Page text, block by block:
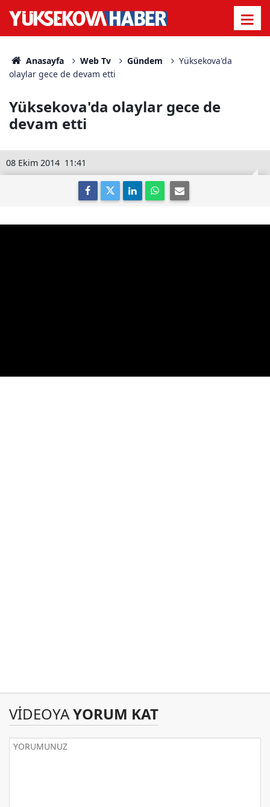
Anasayfa Web Tv Gündem
Yüksekova'da
olaylar gece de devam etti
Yüksekova'da olaylar gece de
devam etti
11:41
08 Ekim 2014
VİDEOYAYORUM KAT